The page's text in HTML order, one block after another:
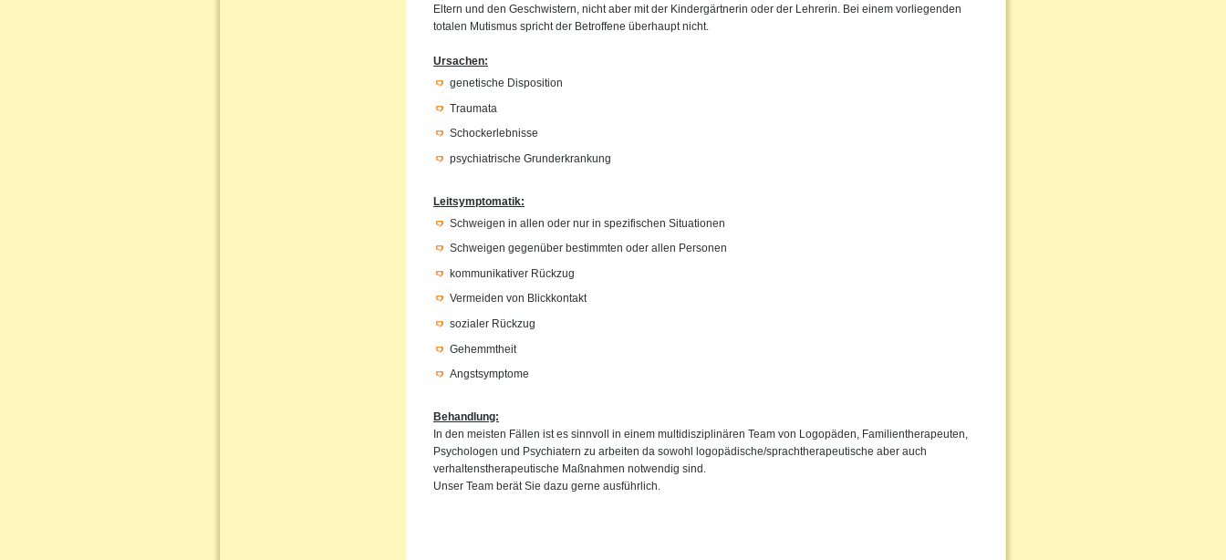
Eltern und den Geschwistern, nicht aber mit der Kindergärtnerin oder der Lehrerin. Bei einem vorliegenden
totalen Mutismus spricht der Betroffene überhaupt nicht.
Ursachen:
genetische Disposition
Traumata
Schockerlebnisse
psychiatrische Grunderkrankung
Leitsymptomatik:
Schweigen in allen oder nur in spezifischen Situationen
Schweigen gegenüber bestimmten oder allen Personen
kommunikativer Rückzug
Vermeiden von Blickkontakt
sozialer Rückzug
Gehemmtheit
Angstsymptome
Behandlung:
In den meisten Fällen ist es sinnvoll in einem multidisziplinären Team von Logopäden, Familientherapeuten,
Psychologen und Psychiatern zu arbeiten da sowohl logopädische/sprachtherapeutische aber auch
verhaltenstherapeutische Maßnahmen notwendig sind.
Unser Team berät Sie dazu gerne ausführlich.